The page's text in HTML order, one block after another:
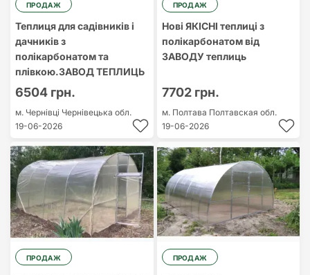
ПРОДАЖ
Теплиця для садівників і
дачників з
полікарбонатом та
плівкою.ЗАВОД ТЕПЛИЦЬ
6504 грн.
м. Чернівці Чернівецька обл.
19-06-2026
ПРОДАЖ
Нові ЯКІСНІ теплиці з
полікарбонатом від
ЗАВОДУ теплиць
7702 грн.
м. Полтава Полтавская обл.
19-06-2026
ПРОДАЖ ПРОДАЖ